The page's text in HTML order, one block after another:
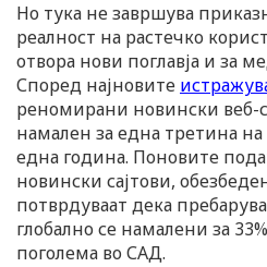
Но тука не завршува
реалност на растечко
отвора нови поглавја и за
Според најновите
реномирани новински веб-
намален за една третина
една година. Поновите
новински сајтови,
потврдуваат дека
глобално се намалени за
поголема во САД.